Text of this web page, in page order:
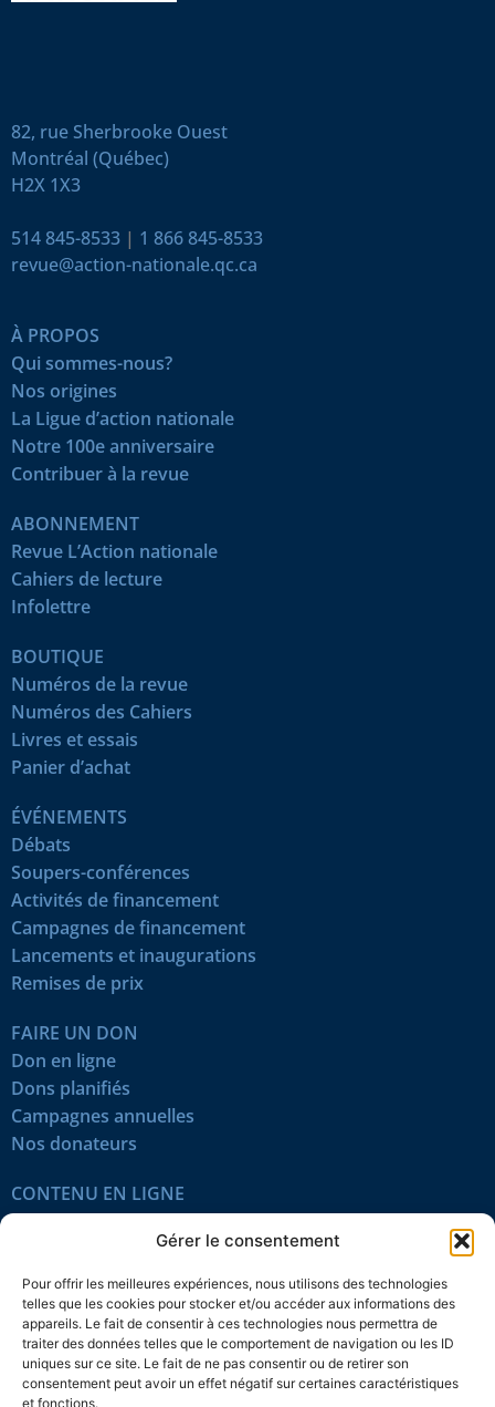
Gérer le consentement
Pour offrir les meilleures expériences, nous utilisons des technologies
telles que les cookies pour stocker et/ou accéder aux informations des
appareils. Le fait de consentir à ces technologies nous permettra de
traiter des données telles que le comportement de navigation ou les ID
uniques sur ce site. Le fait de ne pas consentir ou de retirer son
consentement peut avoir un effet négatif sur certaines caractéristiques
et fonctions.
82, rue Sherbrooke Ouest
Montréal (Québec)
H2X 1X3
514 845-8533 | 1 866 845-8533
revue@action-nationale.qc.ca
À PROPOS
Qui sommes-nous?
Nos origines
La Ligue d’action nationale
Notre 100e anniversaire
Contribuer à la revue
ABONNEMENT
Revue L’Action nationale
Cahiers de lecture
Infolettre
BOUTIQUE
Numéros de la revue
Numéros des Cahiers
Livres et essais
Panier d’achat
ÉVÉNEMENTS
Débats
Soupers-conférences
Activités de financement
Campagnes de financement
Lancements et inaugurations
Remises de prix
FAIRE UN DON
Don en ligne
Dons planifiés
Campagnes annuelles
Nos donateurs
CONTENU EN LIGNE
Tous les articles
Œuvres du mois
En vidéo
SUIVEZ-NOUS